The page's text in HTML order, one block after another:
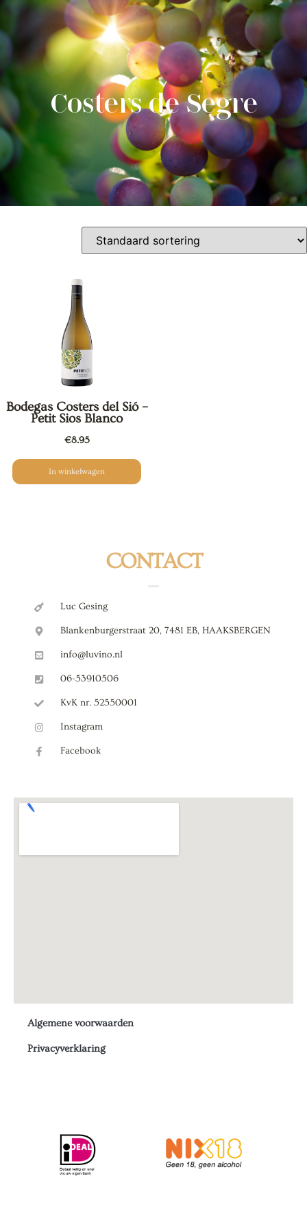
Costers de Segre
Bodegas Costers del Sió –
Petit Sios Blanco
€8.95
In winkelwagen
CONTACT
Luc Gesing
Blankenburgerstraat 20, 7481 EB, HAAKSBERGEN
info@luvino.nl
06-53910506
KvK nr. 52550001
Instagram
Facebook
Algemene voorwaarden
Privacyverklaring